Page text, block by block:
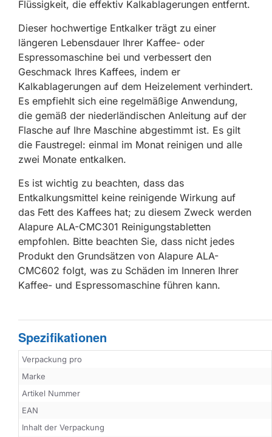
Flüssigkeit, die effektiv Kalkablagerungen entfernt.
Dieser hochwertige Entkalker trägt zu einer
längeren Lebensdauer Ihrer Kaffee- oder
Espressomaschine bei und verbessert den
Geschmack Ihres Kaffees, indem er
Kalkablagerungen auf dem Heizelement verhindert.
Es empfiehlt sich eine regelmäßige Anwendung,
die gemäß der niederländischen Anleitung auf der
Flasche auf Ihre Maschine abgestimmt ist. Es gilt
die Faustregel: einmal im Monat reinigen und alle
zwei Monate entkalken.
Es ist wichtig zu beachten, dass das
Entkalkungsmittel keine reinigende Wirkung auf
das Fett des Kaffees hat; zu diesem Zweck werden
Alapure ALA-CMC301 Reinigungstabletten
empfohlen. Bitte beachten Sie, dass nicht jedes
Produkt den Grundsätzen von Alapure ALA-
CMC602 folgt, was zu Schäden im Inneren Ihrer
Kaffee- und Espressomaschine führen kann.
Spezifikationen
Verpackung pro
Marke
Artikel Nummer
EAN
Inhalt der Verpackung